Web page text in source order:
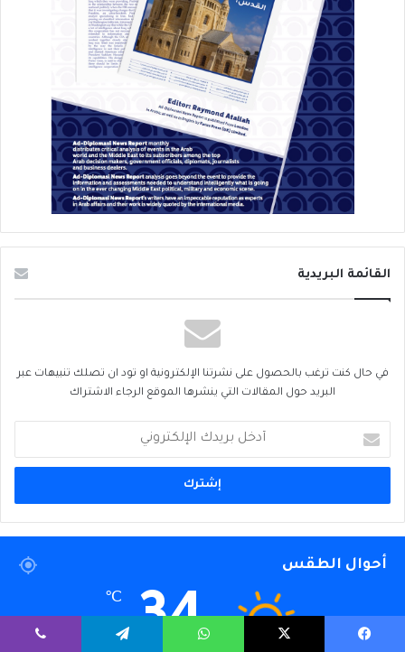
القائمة البريدية
في حال كنت ترغب بالحصول على نشرتنا الإلكترونية او تود ان تصلك تنبيهات عبر
البريد حول المقالات التي ينشرها الموقع الرجاء الاشتراك
بريدك
الإلكتروني
أحوال الطقس
34
℃